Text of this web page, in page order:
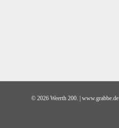
© 2026 Weerth 200. | www.grabbe.de